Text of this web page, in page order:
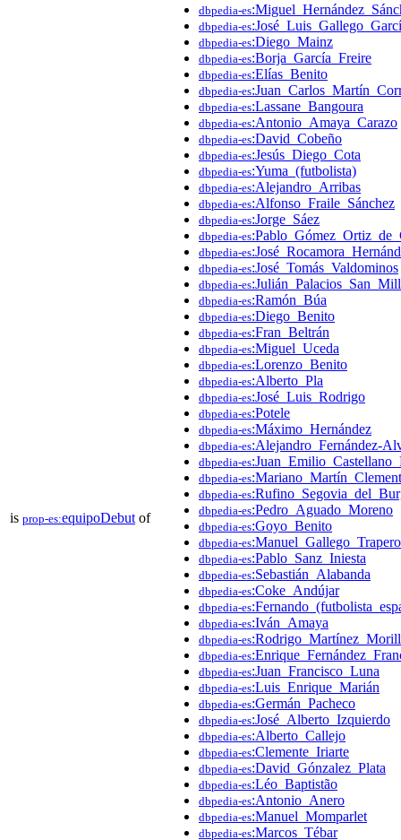
is prop-es:equipoDebut of
dbpedia-es
dbpedia-es
dbpedia-es:Diego_Mainz
dbpedia-es:Borja_García_Freire
dbpedia-es:Elías_Benito
dbpedia-es
dbpedia-es:Lassane_Bangoura
dbpedia-es:Antonio_Amaya_Carazo
dbpedia-es:David_Cobeño
dbpedia-es:Jesús_Diego_Cota
dbpedia-es:Yuma_(futbolista)
dbpedia-es:Alejandro_Arribas
dbpedia-es:Alfonso_Fraile_Sánchez
dbpedia-es:Jorge_Sáez
dbpedia-es
dbpedia-es
dbpedia-es:José_Tomás_Valdominos
dbpedia-es
dbpedia-es:Ramón_Búa
dbpedia-es:Diego_Benito
dbpedia-es:Fran_Beltrán
dbpedia-es:Miguel_Uceda
dbpedia-es:Lorenzo_Benito
dbpedia-es:Alberto_Pla
dbpedia-es:José_Luis_Rodrigo
dbpedia-es:Potele
dbpedia-es:Máximo_Hernández
dbpedia-es:Alejandro_Fernández-
dbpedia-es
dbpedia-es
dbpedia-es
dbpedia-es:Pedro_Aguado_Moreno
dbpedia-es:Goyo_Benito
dbpedia-es:Manuel_Gallego_Trapero
dbpedia-es:Pablo_Sanz_Iniesta
dbpedia-es:Sebastián_Alabanda
dbpedia-es:Coke_Andújar
dbpedia-es
dbpedia-es:Iván_Amaya
dbpedia-es
dbpedia-es
dbpedia-es:Juan_Francisco_Luna
dbpedia-es:Luis_Enrique_Marián
dbpedia-es:Germán_Pacheco
dbpedia-es:José_Alberto_Izquierdo
dbpedia-es:Alberto_Callejo
dbpedia-es:Clemente_Iriarte
dbpedia-es:David_Gónzalez_Plata
dbpedia-es:Léo_Baptistão
dbpedia-es:Antonio_Anero
dbpedia-es:Manuel_Momparlet
dbpedia-es:Marcos_Tébar